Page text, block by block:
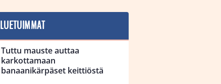
LUETUIMMAT
Tuttu mauste auttaa
karkottamaan
banaanikärpäset keittiöstä